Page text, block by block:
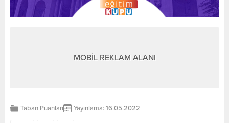
MOBİL REKLAM ALANI
Taban Puanları Yayınlama: 16.05.2022